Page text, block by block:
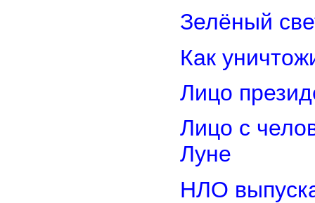
Зелёный
Как
Лицо
Лицо с
Луне
НЛО